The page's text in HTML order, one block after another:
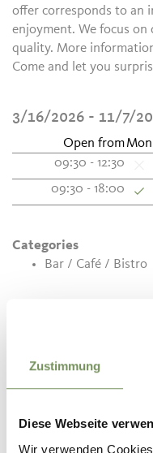
Zustimmung
Diese Webseite
Wir verwenden
offer corresponds to an
enjoyment. We focus
quality. More
Come and let you
3/16/2026 - 11/7/
Open fromMon
09:30 - 12:30
09:30 - 18:00
Categories
Bar / Café / Bistro
Via Scena 4
info@marlenes.it